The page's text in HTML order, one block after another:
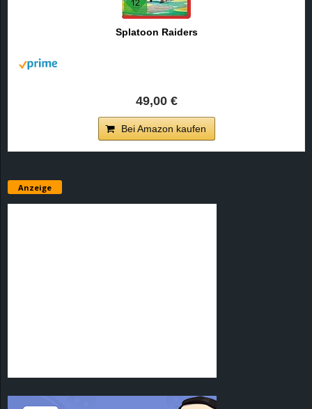
Splatoon Raiders
49,00 €
Bei Amazon kaufen
Anzeige